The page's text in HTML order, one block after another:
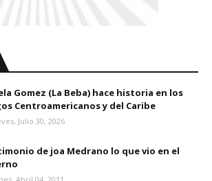
Gomez (La Beba) hace historia en los
Centroamericanos y del Caribe
Julio 30, 2026
de joa Medrano lo que vio en el